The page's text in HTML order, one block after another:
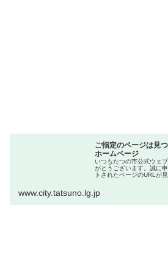
ご指定のページは見
ホームページ
いつもたつの市公式ウェ
がとうございます。誠に
トされたページのURLが
ンクからお探しください。
www.city.tatsuno.lg.jp